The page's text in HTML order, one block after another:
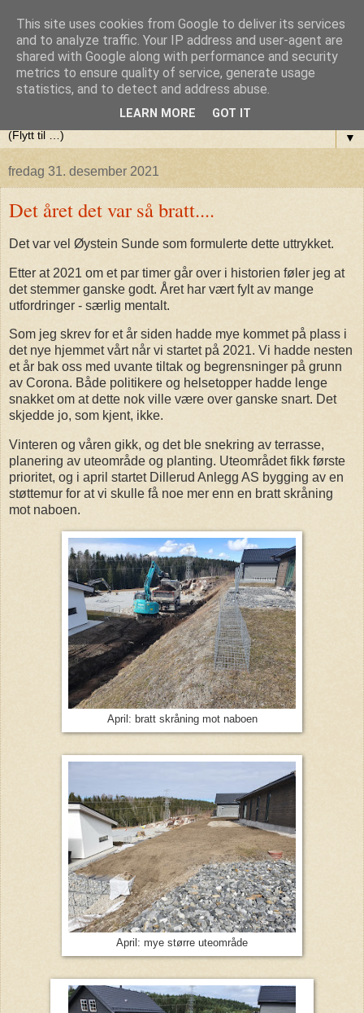
Olaf Berlis blogg (var:Terapi,
Yoga og litt av hvert)
▼
fredag 31. desember 2021
Det året det var så bratt....
Det var vel Øystein Sunde som formulerte dette uttrykket.
Etter at 2021 om et par timer går over i historien føler jeg at
det stemmer ganske godt. Året har vært fylt av mange
utfordringer - særlig mentalt.
Som jeg skrev for et år siden hadde mye kommet på plass i
det nye hjemmet vårt når vi startet på 2021. Vi hadde nesten
et år bak oss med uvante tiltak og begrensninger på grunn
av Corona. Både politikere og helsetopper hadde lenge
snakket om at dette nok ville være over ganske snart. Det
skjedde jo, som kjent, ikke.
Vinteren og våren gikk, og det ble snekring av terrasse,
planering av uteområde og planting. Uteområdet fikk første
prioritet, og i april startet Dillerud Anlegg AS bygging av en
støttemur for at vi skulle få noe mer enn en bratt skråning
mot naboen.
April: bratt skråning mot naboen
April: mye større uteområde
This site uses cookies from Google to deliver its services
and to analyze traffic. Your IP address and user-agent are
shared with Google along with performance and security
metrics to ensure quality of service, generate usage
statistics, and to detect and address abuse.
LEARN MORE GOT IT